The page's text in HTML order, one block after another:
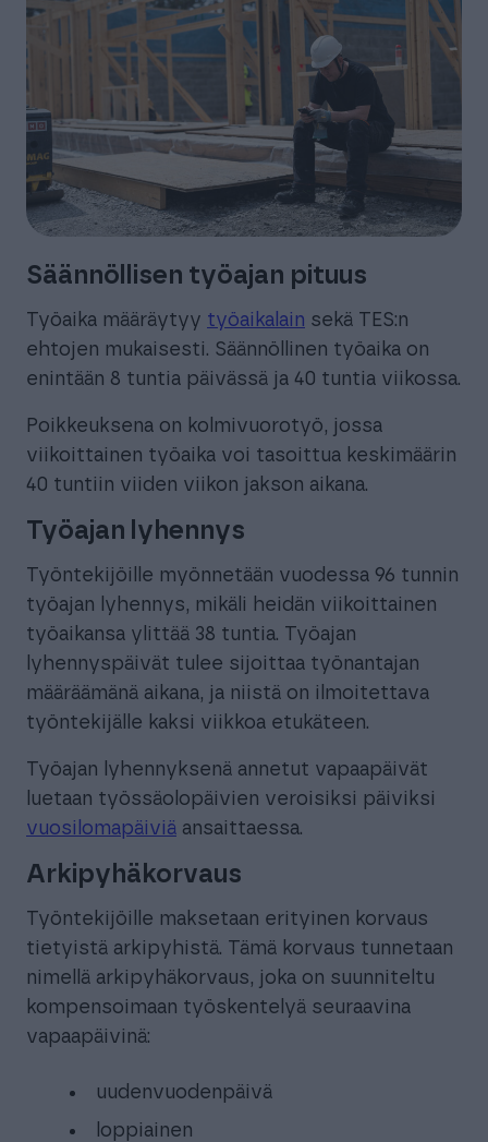
Säännöllisen työajan pituus
Työaika määräytyy työaikalain sekä TES:n
ehtojen mukaisesti. Säännöllinen työaika on
enintään 8 tuntia päivässä ja 40 tuntia viikossa.
Poikkeuksena on kolmivuorotyö, jossa
viikoittainen työaika voi tasoittua keskimäärin
40 tuntiin viiden viikon jakson aikana.
Työajan lyhennys
Työntekijöille myönnetään vuodessa 96 tunnin
työajan lyhennys, mikäli heidän viikoittainen
työaikansa ylittää 38 tuntia. Työajan
lyhennyspäivät tulee sijoittaa työnantajan
määräämänä aikana, ja niistä on ilmoitettava
työntekijälle kaksi viikkoa etukäteen.
Työajan lyhennyksenä annetut vapaapäivät
luetaan työssäolopäivien veroisiksi päiviksi
vuosilomapäiviä ansaittaessa.
Arkipyhäkorvaus
Työntekijöille maksetaan erityinen korvaus
tietyistä arkipyhistä. Tämä korvaus tunnetaan
nimellä arkipyhäkorvaus, joka on suunniteltu
kompensoimaan työskentelyä seuraavina
vapaapäivinä:
uudenvuodenpäivä
loppiainen